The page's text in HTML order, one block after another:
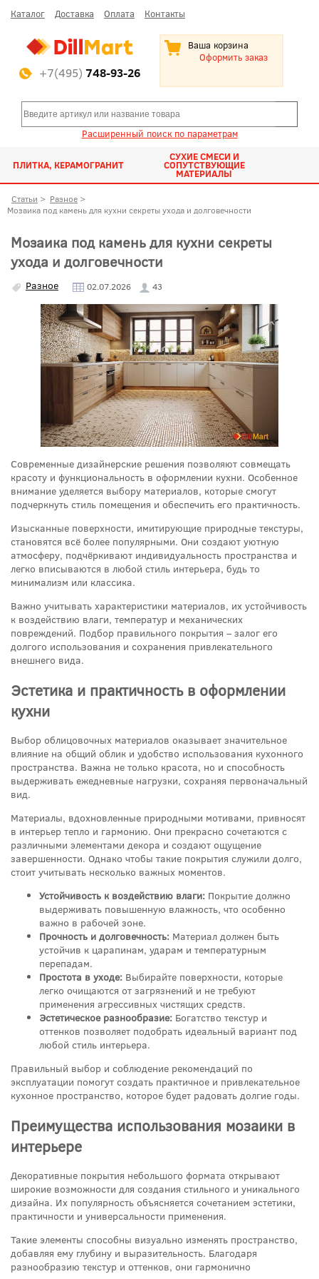
Каталог Доставка Оплата Контакты
+7(495) 748-93-26
Ваша корзина
Оформить заказ
Расширенный поиск по параметрам
ПЛИТКА, КЕРАМОГРАНИТ
СУХИЕ СМЕСИ И
СОПУТСТВУЮЩИЕ
МАТЕРИАЛЫ
Статьи > Разное >
Мозаика под камень для кухни секреты ухода и долговечности
Мозаика под камень для кухни секреты
ухода и долговечности
Разное 02.07.2026 43
Современные дизайнерские решения позволяют совмещать
красоту и функциональность в оформлении кухни. Особенное
внимание уделяется выбору материалов, которые смогут
подчеркнуть стиль помещения и обеспечить его практичность.
Изысканные поверхности, имитирующие природные текстуры,
становятся всё более популярными. Они создают уютную
атмосферу, подчёркивают индивидуальность пространства и
легко вписываются в любой стиль интерьера, будь то
минимализм или классика.
Важно учитывать характеристики материалов, их устойчивость
к воздействию влаги, температур и механических
повреждений. Подбор правильного покрытия – залог его
долгого использования и сохранения привлекательного
внешнего вида.
Эстетика и практичность в оформлении
кухни
Выбор облицовочных материалов оказывает значительное
влияние на общий облик и удобство использования кухонного
пространства. Важна не только красота, но и способность
выдерживать ежедневные нагрузки, сохраняя первоначальный
вид.
Материалы, вдохновленные природными мотивами, привносят
в интерьер тепло и гармонию. Они прекрасно сочетаются с
различными элементами декора и создают ощущение
завершенности. Однако чтобы такие покрытия служили долго,
стоит учитывать несколько важных моментов.
Устойчивость к воздействию влаги: Покрытие должно
выдерживать повышенную влажность, что особенно
важно в рабочей зоне.
Прочность и долговечность: Материал должен быть
устойчив к царапинам, ударам и температурным
перепадам.
Простота в уходе: Выбирайте поверхности, которые
легко очищаются от загрязнений и не требуют
применения агрессивных чистящих средств.
Эстетическое разнообразие: Богатство текстур и
оттенков позволяет подобрать идеальный вариант под
любой стиль интерьера.
Правильный выбор и соблюдение рекомендаций по
эксплуатации помогут создать практичное и привлекательное
кухонное пространство, которое будет радовать долгие годы.
Преимущества использования мозаики в
интерьере
Декоративные покрытия небольшого формата открывают
широкие возможности для создания стильного и уникального
дизайна. Их популярность объясняется сочетанием эстетики,
практичности и универсальности применения.
Такие элементы способны визуально изменять пространство,
добавляя ему глубину и выразительность. Благодаря
разнообразию текстур и оттенков, они гармонично